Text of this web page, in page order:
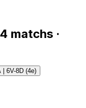
4 matchs ·
| 6V-8D (4e)